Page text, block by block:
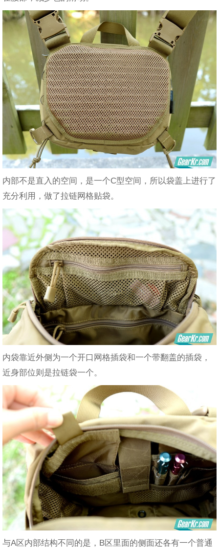
内部不是直入的空间，是一个C型空间，所以袋盖上进行了
充分利用，做了拉链网格贴袋。
内袋靠近外侧为一个开口网格插袋和一个带翻盖的插袋，
近身部位则是拉链袋一个。
与A区内部结构不同的是，B区里面的侧面还各有一个普通